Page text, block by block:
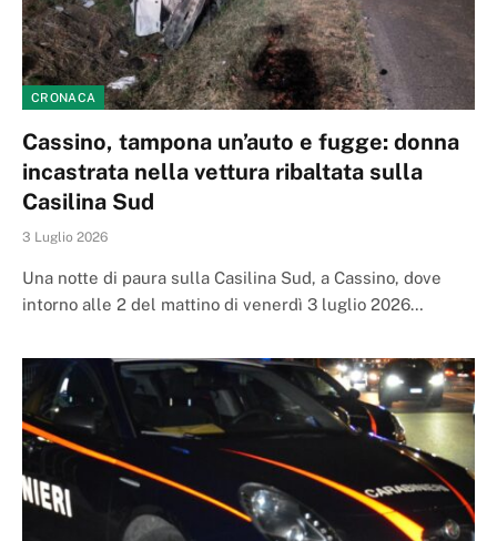
CRONACA
Cassino, tampona un’auto e fugge: donna
incastrata nella vettura ribaltata sulla
Casilina Sud
3 Luglio 2026
Una notte di paura sulla Casilina Sud, a Cassino, dove
intorno alle 2 del mattino di venerdì 3 luglio 2026…